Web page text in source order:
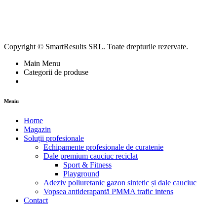
Copyright © SmartResults SRL. Toate drepturile rezervate.
Main Menu
Categorii de produse
Meniu
Home
Magazin
Soluții profesionale
Echipamente profesionale de curatenie
Dale premium cauciuc reciclat
Sport & Fitness
Playground
Adeziv poliuretanic gazon sintetic și dale cauciuc
Vopsea antiderapantă PMMA trafic intens
Contact